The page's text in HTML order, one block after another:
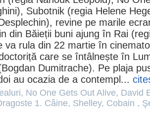
Subotnik (regia Helene
revine pe marile
din Băieții buni ajung în Rai
va rula din 22 martie în
care se întâlnește în
Bogdan Dumitrache). Pe plaja
au ocazia de a contempl...
, No One Gets Out Alive, David
1. Câine, Shelley, Cobain ,